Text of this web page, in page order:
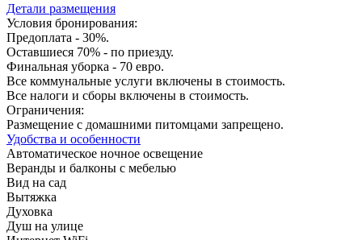
Детали размещения
Условия бронирования:
Предоплата - 30%.
Оставшиеся 70% - по приезду.
Финальная уборка - 70 евро.
Все коммунальные услуги включены в стоимость.
Все налоги и сборы включены в стоимость.
Ограничения:
Размещение с домашними питомцами запрещено.
Удобства и особенности
Автоматическое ночное освещение
Веранды и балконы с мебелью
Вид на сад
Вытяжка
Духовка
Душ на улице